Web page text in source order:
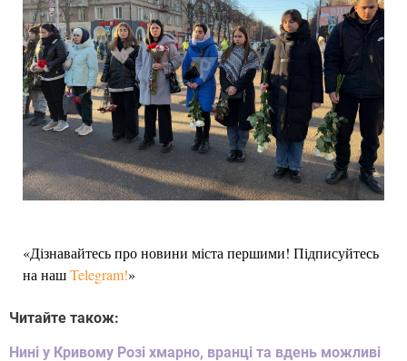
«Дізнавайтесь про новини міста першими! Підписуйтесь
на нашTelegram!»
Читайте також:
Нині у Кривому Розі хмарно, вранці та вдень можливі